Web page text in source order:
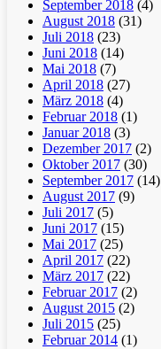
September 2018 (4)
August 2018 (31)
Juli 2018 (23)
Juni 2018 (14)
Mai 2018 (7)
April 2018 (27)
März 2018 (4)
Februar 2018 (1)
Januar 2018 (3)
Dezember 2017 (2)
Oktober 2017 (30)
September 2017 (14)
August 2017 (9)
Juli 2017 (5)
Juni 2017 (15)
Mai 2017 (25)
April 2017 (22)
März 2017 (22)
Februar 2017 (2)
August 2015 (2)
Juli 2015 (25)
Februar 2014 (1)